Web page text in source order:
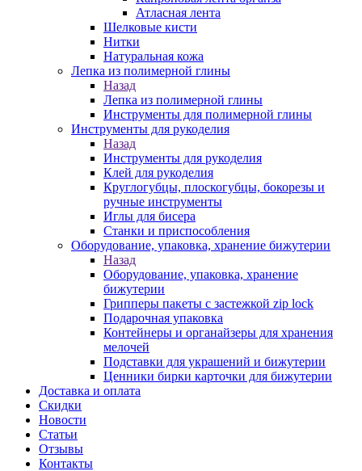
Атласная лента
Шелковые кисти
Нитки
Натуральная кожа
Лепка из полимерной глины
Назад
Лепка из полимерной глины
Инструменты для полимерной глины
Инструменты для рукоделия
Назад
Инструменты для рукоделия
Клей для рукоделия
Круглогубцы, плоскогубцы, бокорезы и
ручные инструменты
Иглы для бисера
Станки и приспособления
Оборудование, упаковка, хранение бижутерии
Назад
Оборудование, упаковка, хранение
бижутерии
Грипперы пакеты с застежкой zip lock
Подарочная упаковка
Контейнеры и органайзеры для хранения
мелочей
Подставки для украшений и бижутерии
Ценники бирки карточки для бижутерии
Доставка и оплата
Скидки
Новости
Статьи
Отзывы
Контакты